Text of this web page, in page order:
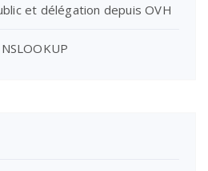
et délégation depuis OVH